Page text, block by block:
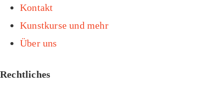
Kontakt
Kunstkurse und mehr
Über uns
Rechtliches